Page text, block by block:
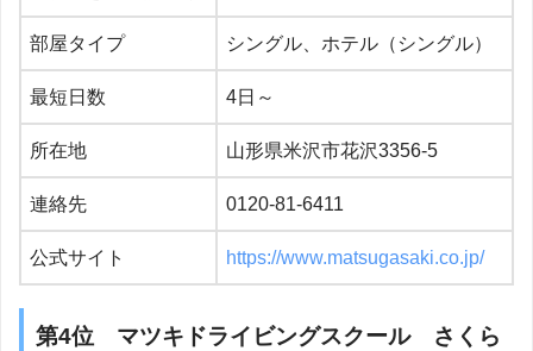
部屋タイプ シングル、ホテル（シングル）
最短日数 4日～
所在地 山形県米沢市花沢3356-5
連絡先 0120-81-6411
公式サイト https://www.matsugasaki.co.jp/
第4位 マツキドライビングスクール さくら